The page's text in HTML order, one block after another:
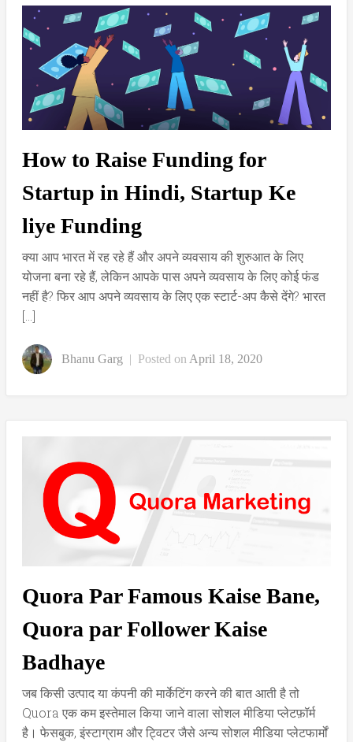
How to Raise Funding for
Startup in Hindi, Startup Ke
liye Funding
क्या आप भारत में रह रहे हैं और अपने व्यवसाय की शुरुआत के लिए
योजना बना रहे हैं, लेकिन आपके पास अपने व्यवसाय के लिए कोई फंड
नहीं है? फिर आप अपने व्यवसाय के लिए एक स्टार्ट-अप कैसे देंगे? भारत
[…]
Bhanu Garg | Posted on April 18, 2020
Quora Par Famous Kaise Bane,
Quora par Follower Kaise
Badhaye
जब किसी उत्पाद या कंपनी की मार्केटिंग करने की बात आती है तो
Quora एक कम इस्तेमाल किया जाने वाला सोशल मीडिया प्लेटफ़ॉर्म
है। फेसबुक, इंस्टाग्राम और ट्विटर जैसे अन्य सोशल मीडिया प्लेटफार्मों